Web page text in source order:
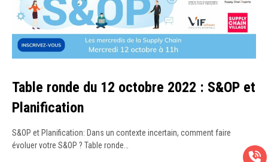
Table ronde du 12 octobre 2022 : S&OP et
Planification
S&OP et Planification: Dans un contexte incertain, comment faire
évoluer votre S&OP ? Table ronde…